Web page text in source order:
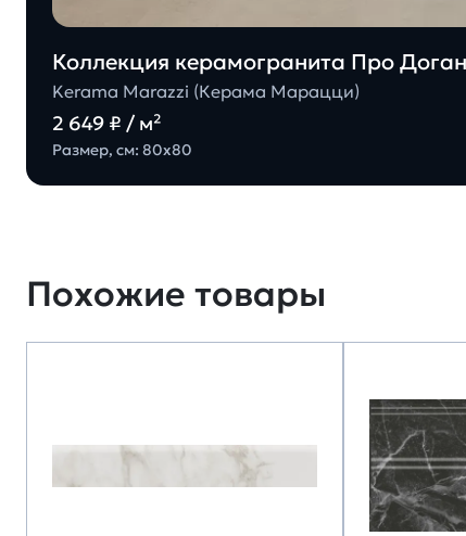
Коллекция керамогранита Про
Kerama Marazzi (Керама Марацци)
2 649 ₽ / м²
Размер, см: 80х80
Похожие товары